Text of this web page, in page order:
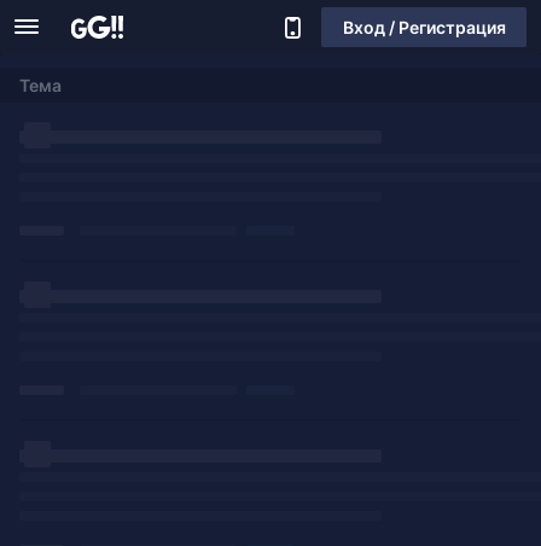
Вход / Регистрация
Тема